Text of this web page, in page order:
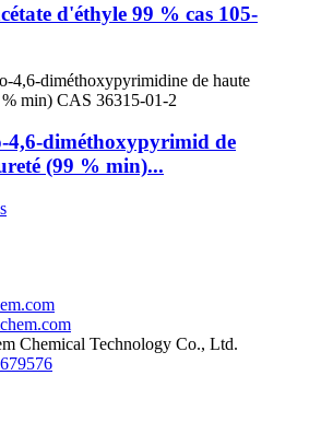
d'éthyle 99 % cas 105-
4,6-diméthoxypyrimid de
(99 % min)...
Chemical Technology Co., Ltd.